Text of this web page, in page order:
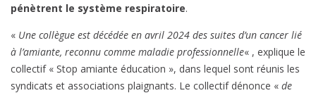
pénètrent le système respiratoire.
« Une collègue est décédée en avril 2024 des suites d’un cancer lié
à l’amiante, reconnu comme maladie professionnelle« , explique le
collectif « Stop amiante éducation », dans lequel sont réunis les
syndicats et associations plaignants. Le collectif dénonce « de